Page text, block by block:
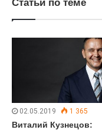
Статьи по теме
02.05.2019 1 365
Виталий Кузнецов: